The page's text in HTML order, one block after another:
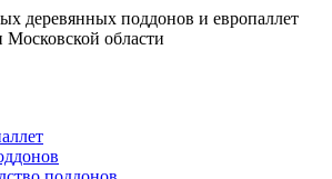
деревянных поддонов и европаллет
области